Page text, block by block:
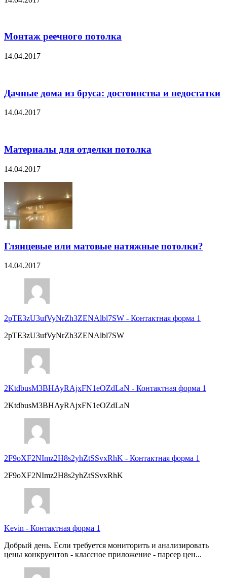
Монтаж реечного потолка
14.04.2017
Дачные дома из бруса: достоинства и недостатки
14.04.2017
Материалы для отделки потолка
14.04.2017
Глянцевые или матовые натяжные потолки?
14.04.2017
2pTE3zU3ufVyNrZh3ZENAlbl7SW - Контактная форма 1
2pTE3zU3ufVyNrZh3ZENAlbl7SW
2KtdbusM3BHAyRAjxFN1eOZdLaN - Контактная форма 1
2KtdbusM3BHAyRAjxFN1eOZdLaN
2F9oXF2NImz2H8s2yhZtSSvxRhK - Контактная форма 1
2F9oXF2NImz2H8s2yhZtSSvxRhK
Kevin - Контактная форма 1
Добрый день. Если требуется мониторить и анализировать
цены конкруентов - классное приложение - парсер цен...